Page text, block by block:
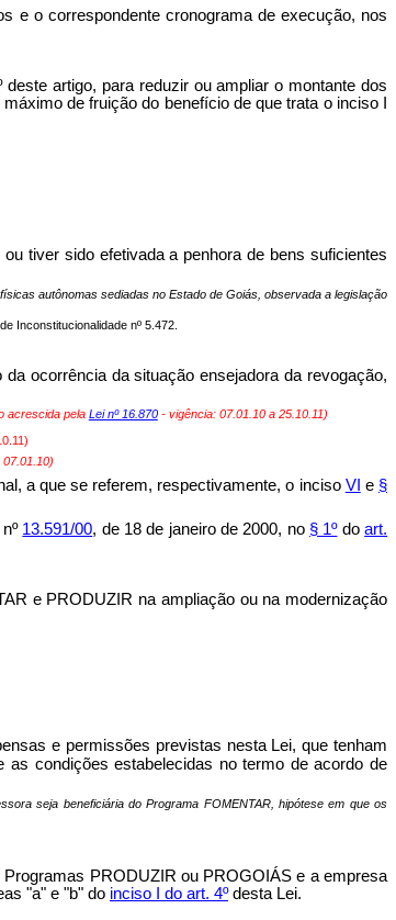
e o correspondente cronograma de execução, nos
artigo, para reduzir ou ampliar o montante dos
de fruição do benefício de que trata o inciso I
tiver sido efetivada a penhora de bens suficientes
autônomas sediadas no Estado de Goiás, observada a legislação
Inconstitucionalidade nº 5.472.
ocorrência da situação ensejadora da revogação,
acrescida pela Lei nº 16.870- vigência: 07.01.10 a 25.10.11)
a que se referem, respectivamente, o inciso VI e §
13.591/00, de 18 de janeiro de 2000, no § 1ºdoart.
e PRODUZIR na ampliação ou na modernização
e permissões previstas nesta Lei, que tenham
condições estabelecidas no termo de acordo de
seja beneficiária do Programa FOMENTAR, hipótese em que os
PRODUZIR ou PROGOIÁS e a empresa
"a" e "b" do inciso I do art. 4ºdesta Lei.